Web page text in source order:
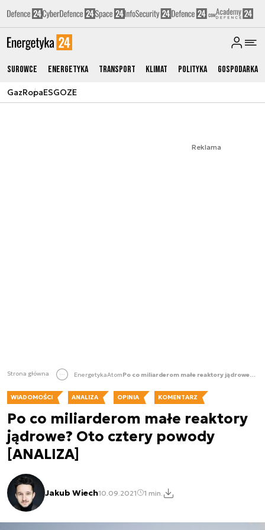
Surowce Energetyka Transport Klimat Polityka Gospodarka
GazRopaESGOZE
Reklama
Strona główna EnergetykaAtom Po co miliarderom małe reaktory jądrowe? Oto cztery powody [ANALIZA]
WIADOMOŚCI ANALIZA OPINIA KOMENTARZ
Po co miliarderom małe reaktory
jądrowe? Oto cztery powody
[ANALIZA]
Jakub Wiech10.09.2021 1 min.